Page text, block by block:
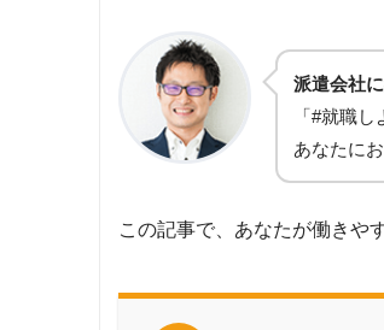
派遣会社
「#就職
あなたに
この記事で、あなたが働きや